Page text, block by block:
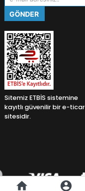
home account_circle
Sitemiz ETBİS sistemine
kayıtlı güvenilir bir e-
sitesidir.